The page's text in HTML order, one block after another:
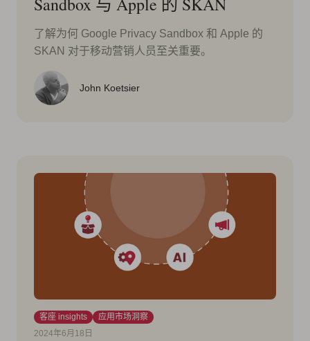
了解为何 Google Privacy Sandbox 和 Apple 的
SKAN 对于移动营销人员至关重要。
John Koetsier
客座 insights
应用市场洞察
2024年6月18日